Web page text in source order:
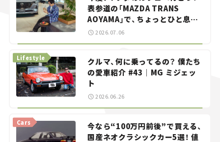
表参道の「MAZDA TRANS
AOYAMA」で、ちょっとひと息。
——連載｜CCGとクルマでどうす
2026.07.06
クルマ、何に乗ってるの？ 僕たち
の愛車紹介 #43｜MG ミジェッ
ト
Lifestyle
2026.06.26
今なら“100万円前後”で買える、
国産ネオクラシックカー5選！ 値
Cars